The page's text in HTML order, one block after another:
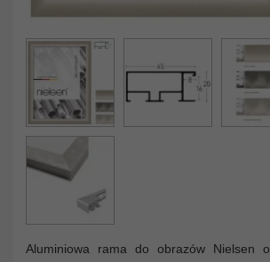
Aluminiowa rama do obrazów Nielsen o